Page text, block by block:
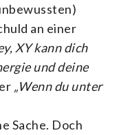
an einer
XY kann dich
und deine
„Wenn du unter
Sache. Doch